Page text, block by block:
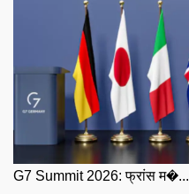
G7 Summit 2026: फ्रांस म�...